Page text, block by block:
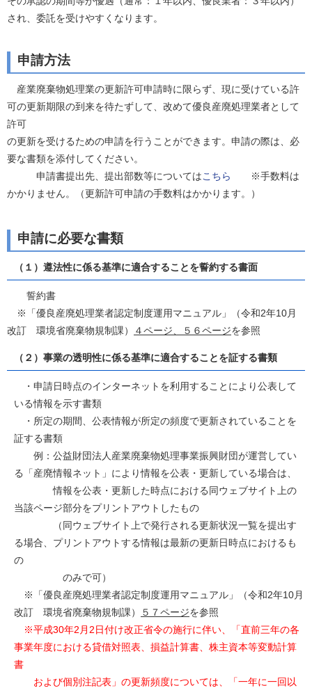
され、委託を受けやすくなります。
申請方法
産業廃棄物処理業の更新許可申請時に限らず、現に受けている許
可の更新期限の到来を待たずして、改めて優良産廃処理業者として
許可
の更新を受けるための申請を行うことができます。申請の際は、必
要な書類を添付してください。
申請書提出先、提出部数等についてはこちら
※手数料は
かかりません。（更新許可申請の手数料はかかります。）
申請に必要な書類
（１）遵法性に係る基準に適合することを誓約する書面
誓約書
※「優良産廃処理業者認定制度運用マニュアル」（令和2年10月
改訂 環境省廃棄物規制課）
４ページ、５６ページを参照
（２）事業の透明性に係る基準に適合することを証する書類
・申請日時点のインターネットを利用することにより公表して
いる情報を示す書類
・所定の期間、公表情報が所定の頻度で更新されていることを
証する書類
例：公益財団法人産業廃棄物処理事業振興財団が運営してい
る「産廃情報ネット」により情報を公表・更新している場合は、
情報を公表・更新した時点における同ウェブサイト上の
当該ページ部分をプリントアウトしたもの
（同ウェブサイト上で発行される更新状況一覧を提出す
る場合、プリントアウトする情報は最新の更新日時点におけるも
の
のみで可）
※「優良産廃処理業者認定制度運用マニュアル」（令和2年10月
改訂 環境省廃棄物規制課）
５７ページを参照
※平成30年2月2日付け改正省令の施行に伴い、「直前三年の各
事業年度における貸借対照表、損益計算書、株主資本等変動計算
書
および個別注記表」の更新頻度については、「一年に一回以